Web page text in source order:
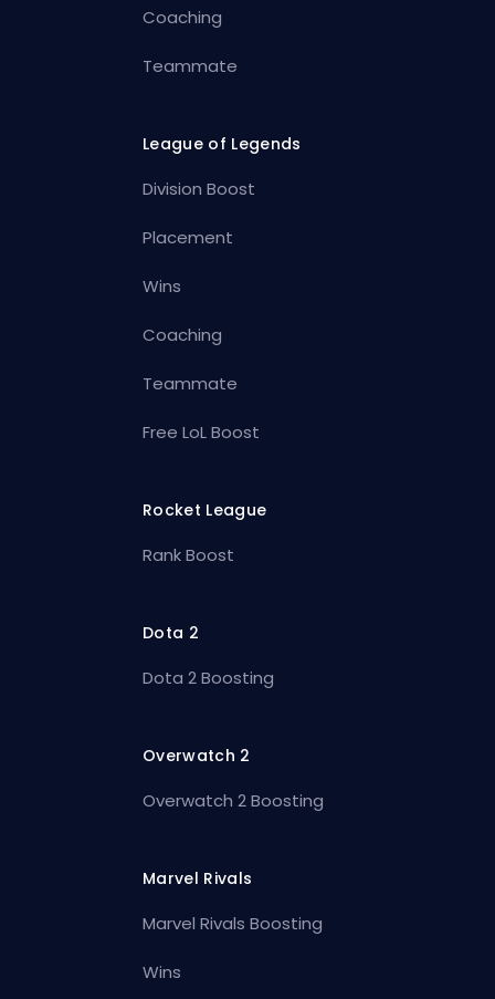
Coaching
Teammate
League of Legends
Division Boost
Placement
Wins
Coaching
Teammate
Free LoL Boost
Rocket League
Rank Boost
Dota 2
Dota 2 Boosting
Overwatch 2
Overwatch 2 Boosting
Marvel Rivals
Marvel Rivals Boosting
Wins